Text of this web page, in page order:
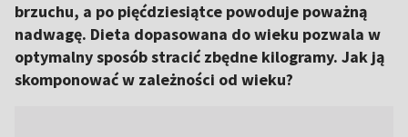
brzuchu, a po pięćdziesiątce powoduje poważną
nadwagę. Dieta dopasowana do wieku pozwala w
optymalny sposób stracić zbędne kilogramy. Jak ją
skomponować w zależności od wieku?